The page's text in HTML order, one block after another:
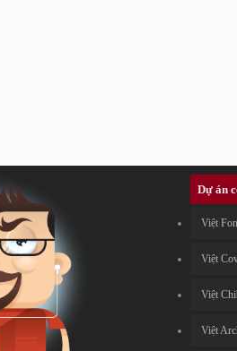
Dự án
Việt
Việt
Việt
Việt